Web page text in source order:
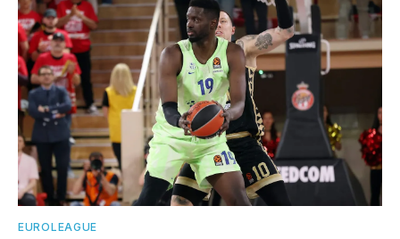
EUROLEAGUE